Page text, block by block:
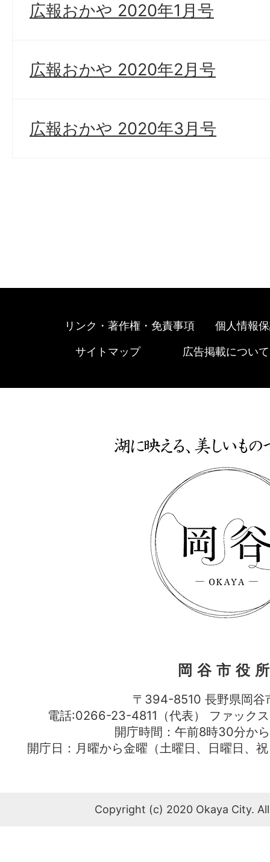
広報おかや 2020年1月号
広報おかや 2020年2月号
広報おかや 2020年3月号
リンク・著作権・免責事項 個人情報
サイトマップ 広告掲載について
岡谷市役
〒394-8510 長野県岡谷
電話:0266-23-4811（代表） ファッ
開庁時間：午前8時30分か
開庁日：月曜から金曜（土曜日、日曜日、
Copyright (c) 2020 Okaya City.